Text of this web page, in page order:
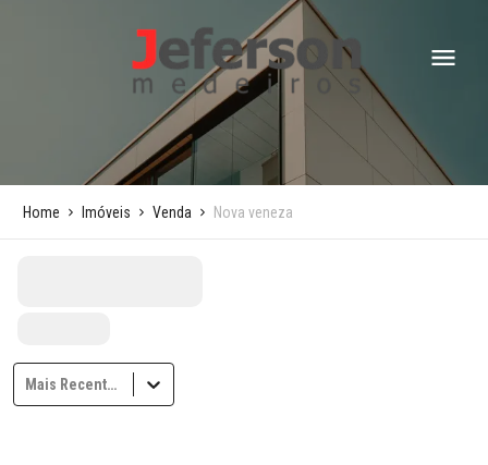
Home Imóveis Venda Nova veneza
Mais Recentes